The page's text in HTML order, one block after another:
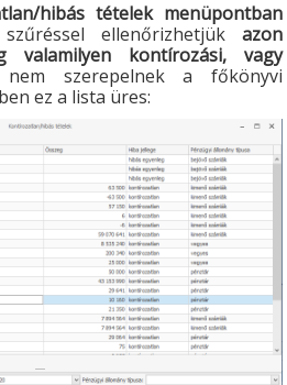
hibás tételek menüpontban
ellenőrizhetjük azon
valamilyen kontírozási, vagy
szerepelnek a főkönyvi
ez a lista üres: